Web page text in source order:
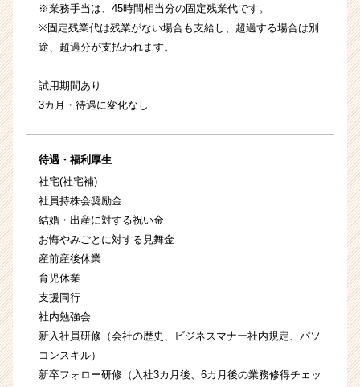
※業務手当は、45時間相当分の固定残業代です。
※固定残業代は残業がない場合も支給し、超過する場合は別
途、超過分が支払われます。
試用期間あり
3カ月・待遇に変化なし
待遇・福利厚生
社宅(社宅補)
社員持株会奨励金
結婚・出産に対する祝い金
お悔やみごとに対する見舞金
産前産後休業
育児休業
支援同行
社内勉強会
新入社員研修（会社の歴史、ビジネスマナー社内規定、パソ
コンスキル）
新卒フォロー研修（入社3カ月後、6カ月後の業務修得チェッ